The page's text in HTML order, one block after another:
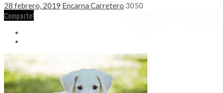
28 febrero, 2019 Encarna Carretero 3050
Comparte!